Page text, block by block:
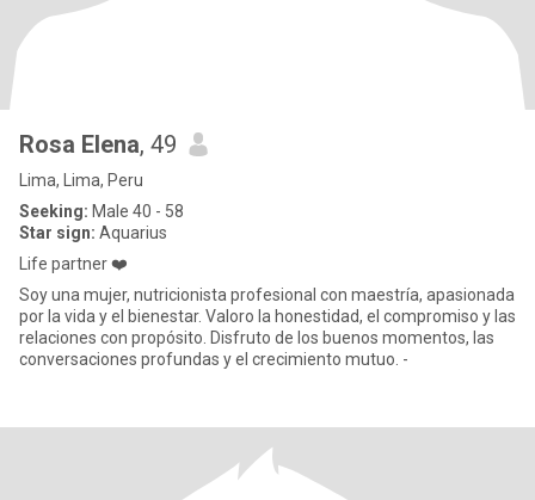
Rosa Elena, 49
Lima, Lima, Peru
Seeking: Male 40 - 58
Star sign: Aquarius
Life partner ❤️
Soy una mujer, nutricionista profesional con maestría, apasionada
por la vida y el bienestar. Valoro la honestidad, el compromiso y las
relaciones con propósito. Disfruto de los buenos momentos, las
conversaciones profundas y el crecimiento mutuo. -